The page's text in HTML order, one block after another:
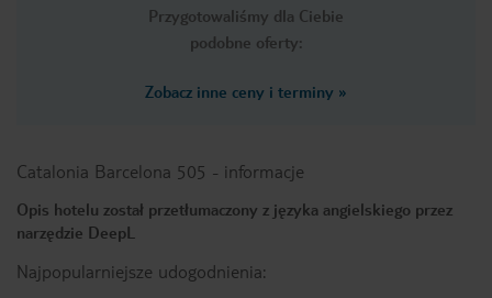
Przygotowaliśmy dla Ciebie
podobne oferty:
Zobacz inne ceny i terminy »
Catalonia Barcelona 505 - informacje
Opis hotelu został przetłumaczony z języka angielskiego przez
narzędzie DeepL
Najpopularniejsze udogodnienia: